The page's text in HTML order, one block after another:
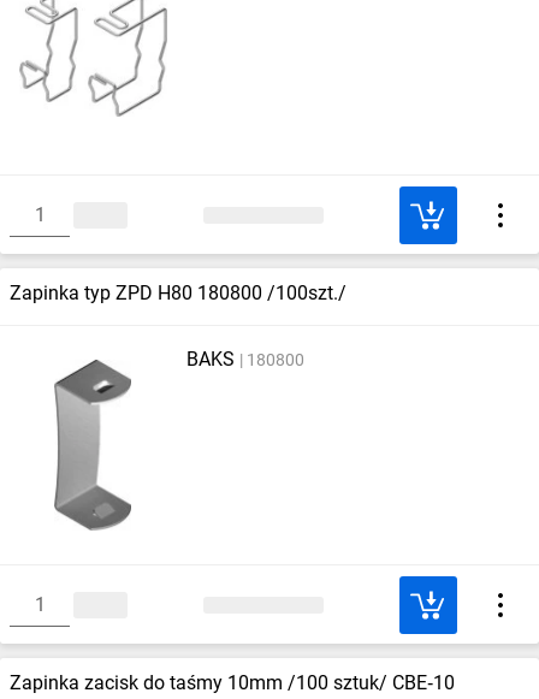
Zapinka typ ZPD H80 180800 /100szt./
BAKS 180800
Zapinka zacisk do taśmy 10mm /100 sztuk/ CBE‑10